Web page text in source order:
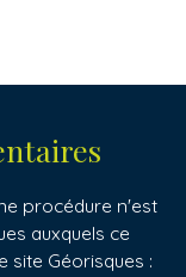
procédure n'est
auxquels ce
site Géorisques :